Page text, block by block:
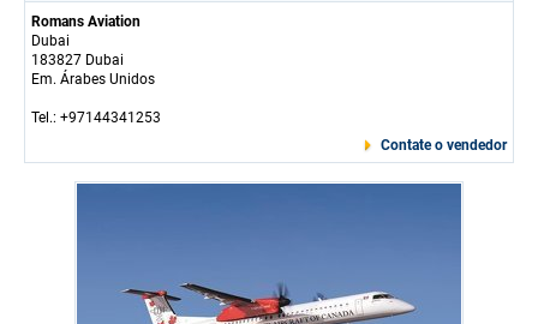
Romans Aviation
Dubai
183827 Dubai
Em. Árabes Unidos
Tel.: +97144341253
Contate o vendedor